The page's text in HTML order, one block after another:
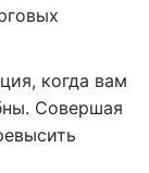
когда вам
Совершая